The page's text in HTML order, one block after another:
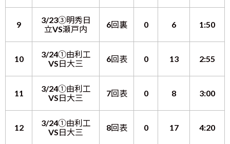
9
3/23③明秀日
立VS瀬戸内
6回裏 0 6 1:50
10
3/24①由利工
VS日大三
6回表 0 13 2:55
11
3/24①由利工
VS日大三
7回表 0 8 3:00
12
3/24①由利工
VS日大三
8回表 0 17 4:20